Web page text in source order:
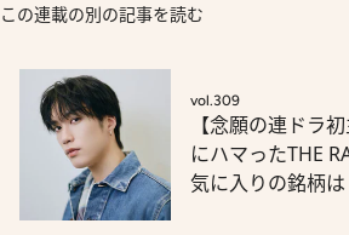
この連載の別の記事を読む
vol.309
【念願の連ドラ
にハマったTHE
気に入りの銘柄は